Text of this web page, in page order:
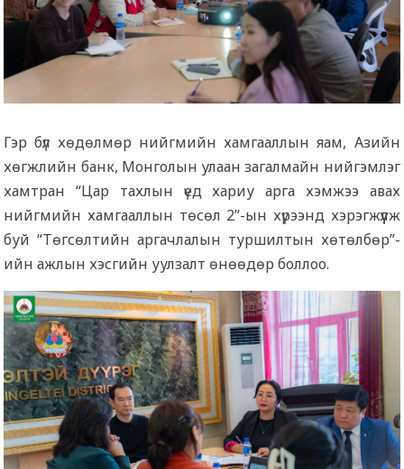
Гэр бүл хөдөлмөр нийгмийн хамгааллын яам, Азийн
хөгжлийн банк, Монголын улаан загалмайн нийгэмлэг
хамтран “Цар тахлын үед хариу арга хэмжээ авах
нийгмийн хамгааллын төсөл 2”-ын хүрээнд хэрэгжүүлж
буй “Төгсөлтийн аргачлалын туршилтын хөтөлбөр”-
ийн ажлын хэсгийн уулзалт өнөөдөр боллоо.